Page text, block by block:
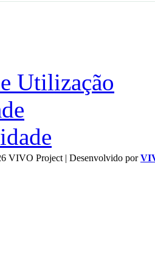
Utilização
VIVO Project | Desenvolvido por